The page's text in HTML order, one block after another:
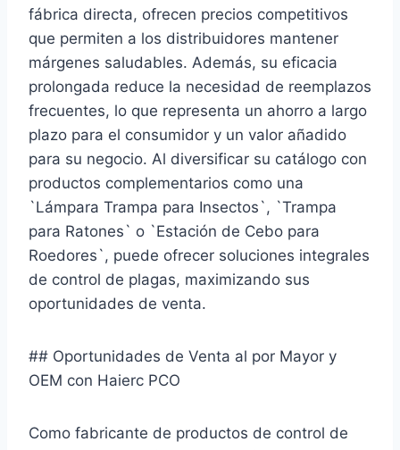
fábrica directa, ofrecen precios competitivos
que permiten a los distribuidores mantener
márgenes saludables. Además, su eficacia
prolongada reduce la necesidad de reemplazos
frecuentes, lo que representa un ahorro a largo
plazo para el consumidor y un valor añadido
para su negocio. Al diversificar su catálogo con
productos complementarios como una
`Lámpara Trampa para Insectos`, `Trampa
para Ratones` o `Estación de Cebo para
Roedores`, puede ofrecer soluciones integrales
de control de plagas, maximizando sus
oportunidades de venta.
## Oportunidades de Venta al por Mayor y
OEM con Haierc PCO
Como fabricante de productos de control de